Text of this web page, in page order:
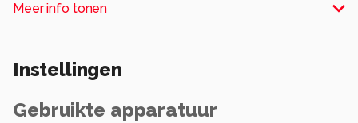
Nikon Z6iii, Z 24-120mm f/4 S.
Enschede (NL), 20 mei 2026.
#enschede #overijssel #nederland
#kerk #jacoubuskerk #church #stad #city
Meer info tonen
Instellingen
Gebruikte apparatuur